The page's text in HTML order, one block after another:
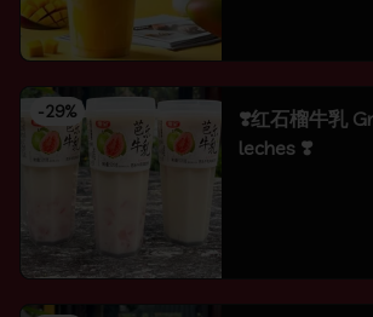
-29%
❣️红石榴牛乳 Granada con
leches ❣️